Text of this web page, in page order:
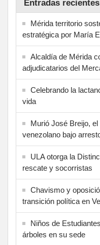
Entradas recientes
Mérida territorio
estratégica por María
Alcaldía de Mérida
adjudicatarios del
Celebrando la
vida
Murió José Breijo,
venezolano bajo
ULA otorga la
rescate y socorristas
Chavismo y
transición política en
Niños de
árboles en su sede